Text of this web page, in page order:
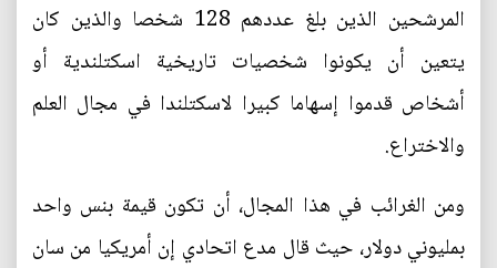
المرشحين الذين بلغ عددهم 128 شخصا والذين كان
يتعين أن يكونوا شخصيات تاريخية اسكتلندية أو
أشخاص قدموا إسهاما كبيرا لاسكتلندا في مجال العلم
والاختراع.
ومن الغرائب في هذا المجال، أن تكون قيمة بنس واحد
بمليوني دولار، حيث قال مدع اتحادي إن أمريكيا من سان